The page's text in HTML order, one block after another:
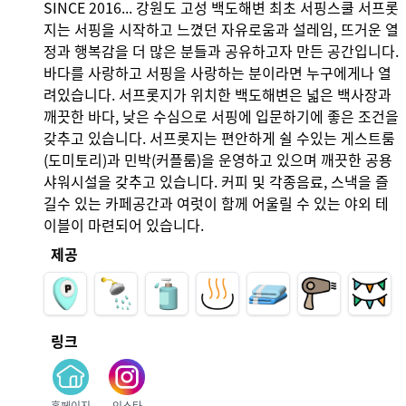
SINCE 2016... 강원도 고성 백도해변 최초 서핑스쿨 서프롯
지는 서핑을 시작하고 느꼈던 자유로움과 설레임, 뜨거운 열
정과 행복감을 더 많은 분들과 공유하고자 만든 공간입니다.
바다를 사랑하고 서핑을 사랑하는 분이라면 누구에게나 열
려있습니다. 서프롯지가 위치한 백도해변은 넓은 백사장과
깨끗한 바다, 낮은 수심으로 서핑에 입문하기에 좋은 조건을
갖추고 있습니다. 서프롯지는 편안하게 쉴 수있는 게스트룸
(도미토리)과 민박(커플룸)을 운영하고 있으며 깨끗한 공용
샤워시설을 갖추고 있습니다. 커피 및 각종음료, 스낵을 즐
길수 있는 카페공간과 여럿이 함께 어울릴 수 있는 야외 테
이블이 마련되어 있습니다.
제공
링크